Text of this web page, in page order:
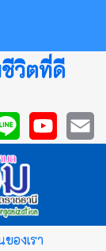
วิตที่ดี
Line
องเรา